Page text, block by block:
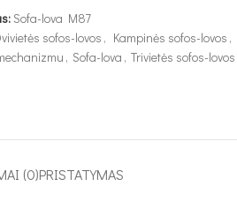
Sofa-lova M87
sofos-lovos , Kampinės sofos-lovos ,
, Sofa-lova , Trivietės sofos-lovos
(0)PRISTATYMAS